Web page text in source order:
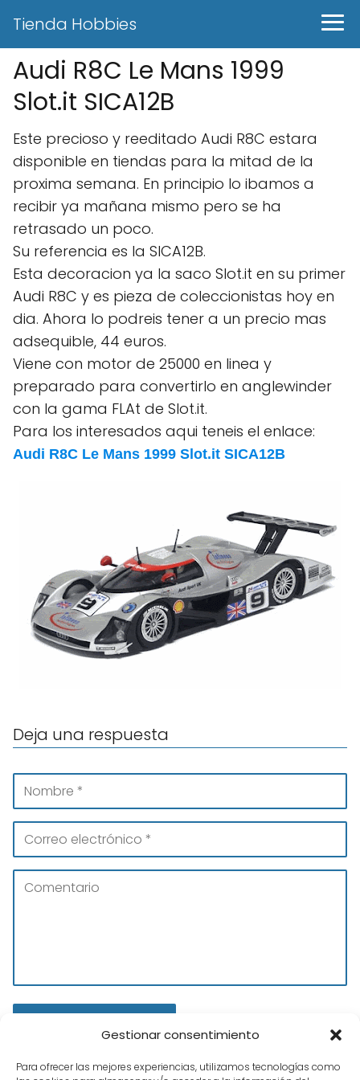
Gestionar consentimiento
Para ofrecer las mejores experiencias, utilizamos tecnologías como
Tienda Hobbies
Audi R8C Le Mans 1999
Slot.it SICA12B
Este precioso y reeditado Audi R8C estara
disponible en tiendas para la mitad de la
proxima semana. En principio lo ibamos a
recibir ya mañana mismo pero se ha
retrasado un poco.
Su referencia es la SICA12B.
Esta decoracion ya la saco Slot.it en su primer
Audi R8C y es pieza de coleccionistas hoy en
dia. Ahora lo podreis tener a un precio mas
adsequible, 44 euros.
Viene con motor de 25000 en linea y
preparado para convertirlo en anglewinder
con la gama FLAt de Slot.it.
Para los interesados aqui teneis el enlace:
Audi R8C Le Mans 1999 Slot.it SICA12B
Deja una respuesta